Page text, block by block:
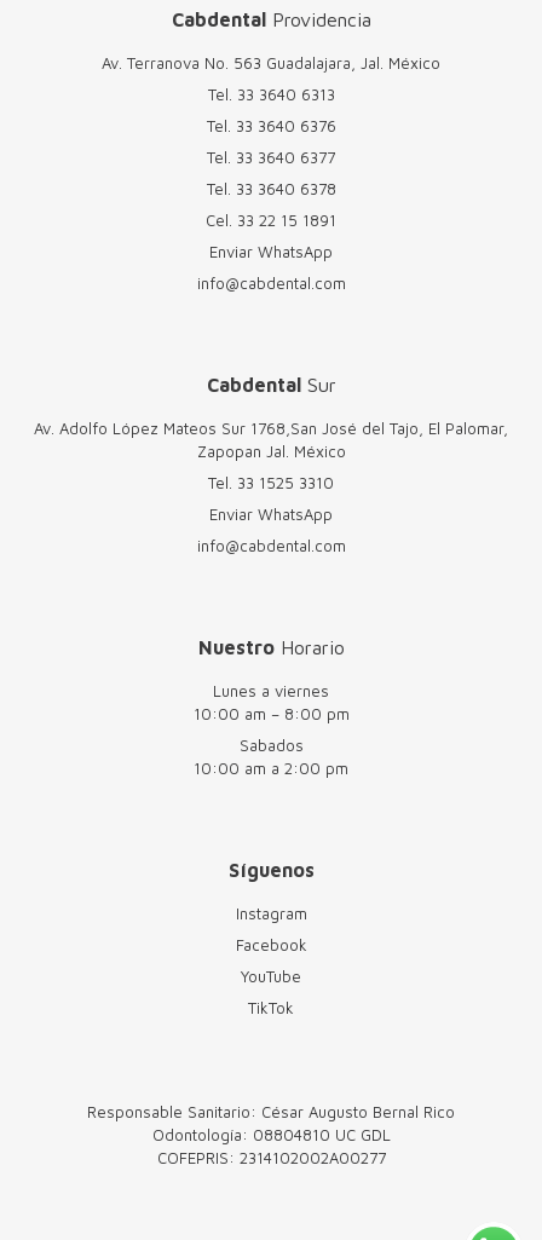
CabdentalProvidencia
Av. Terranova No. 563 Guadalajara, Jal. México
Tel. 33 3640 6313
Tel. 33 3640 6376
Tel. 33 3640 6377
Tel. 33 3640 6378
Cel. 33 22 15 1891
Enviar WhatsApp
info@cabdental.com
CabdentalSur
Av. Adolfo López Mateos Sur 1768,San José del Tajo, El Palomar,
Zapopan Jal. México
Tel. 33 1525 3310
Enviar WhatsApp
info@cabdental.com
NuestroHorario
Lunes a viernes
10:00 am – 8:00 pm
Sabados
10:00 am a 2:00 pm
Síguenos
Instagram
Facebook
YouTube
TikTok
Responsable Sanitario: César Augusto Bernal Rico
Odontología: 08804810 UC GDL
COFEPRIS: 2314102002A00277